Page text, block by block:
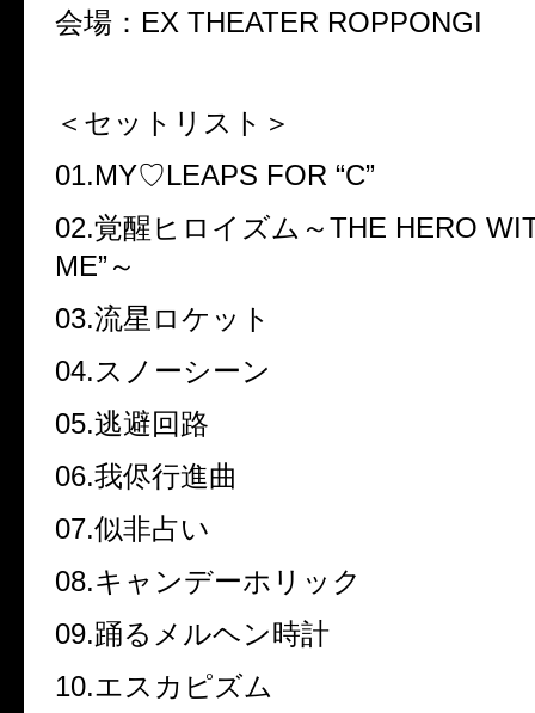
会場：EX THEATER ROPPONGI
＜セットリスト＞
01.MY♡LEAPS FOR “C”
02.覚醒ヒロイズム～THE HERO
ME”～
03.流星ロケット
04.スノーシーン
05.逃避回路
06.我侭行進曲
07.似非占い
08.キャンデーホリック
09.踊るメルヘン時計
10.エスカピズム